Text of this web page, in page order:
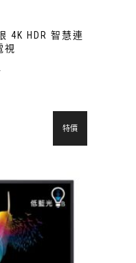
4K HDR 智慧連
視
特價